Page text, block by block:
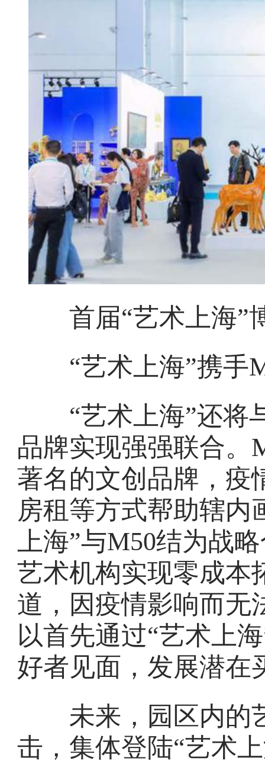
首届“艺术上海”
“艺术上海”携手
“艺术上海”还将
品牌实现强强联合。
著名的文创品牌，疫
房租等方式帮助辖内
上海”与M50结为战
艺术机构实现零成本
道，因疫情影响而无
以首先通过“艺术上
好者见面，发展潜在
未来，园区内的
击，集体登陆“艺术